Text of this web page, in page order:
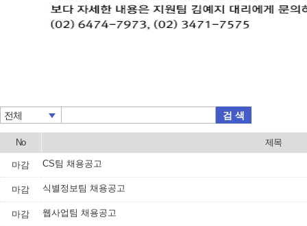
전체 검 색
No 제목
마감 CS팀 채용공고
마감 식별정보팀 채용공고
마감 웹사업팀 채용공고